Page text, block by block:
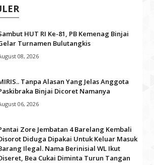
HUT RI Ke-81, PB Kemenag Binjai
Turnamen Bulutangkis
08, 2026
Tanpa Alasan Yang Jelas Anggota
Binjai Dicoret Namanya
06, 2026
Zore Jembatan 4 Barelang Kembali
Diduga Dipakai Untuk Keluar Masuk
Ilegal. Nama Berinisial WL Ikut
Bea Cukai Diminta Turun Tangan